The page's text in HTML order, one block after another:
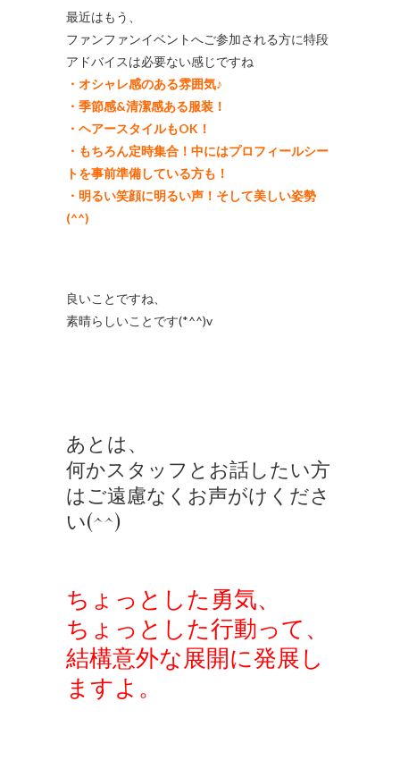
最近はもう、
ファンファンイベントへご参加される方に特段
アドバイスは必要ない感じですね
・オシャレ感のある雰囲気♪
・季節感&清潔感ある服装！
・ヘアースタイルもOK！
・もちろん定時集合！中にはプロフィールシー
トを事前準備している方も！
・明るい笑顔に明るい声！そして美しい姿勢
(^^)
良いことですね、
素晴らしいことです(*^^)v
あとは、
何かスタッフとお話したい方
はご遠慮なくお声がけくださ
い(^^)
ちょっとした勇気、
ちょっとした行動って、
結構意外な展開に発展し
ますよ。